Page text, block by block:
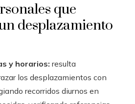
que
desplazamiento
y horarios: resulta
los desplazamientos con
recorridos diurnos en